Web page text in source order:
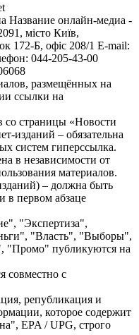
Название онлайн-медиа -
місто Київ,
Б, офіс 208/1 E-mail:
044-205-43-00
размещённых на
ссылки на
со страницы «Новости
изданий – обязательна
систем гиперссылка.
в независимости от
материалов.
– должна быть
в первом абзаце
"Экспертиза",
"Власть", "Выборы",
"Промо" публикуются на
совместно с
републикация и
которое содержит
EPA / UPG, строго